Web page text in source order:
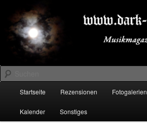
primären
Inhalt
springen
sekundären
Inhalt
springenDARK-FESTIVALS.DE
Suchen
Startseite Rezensionen Fotogalerien
Kalender Sonstiges